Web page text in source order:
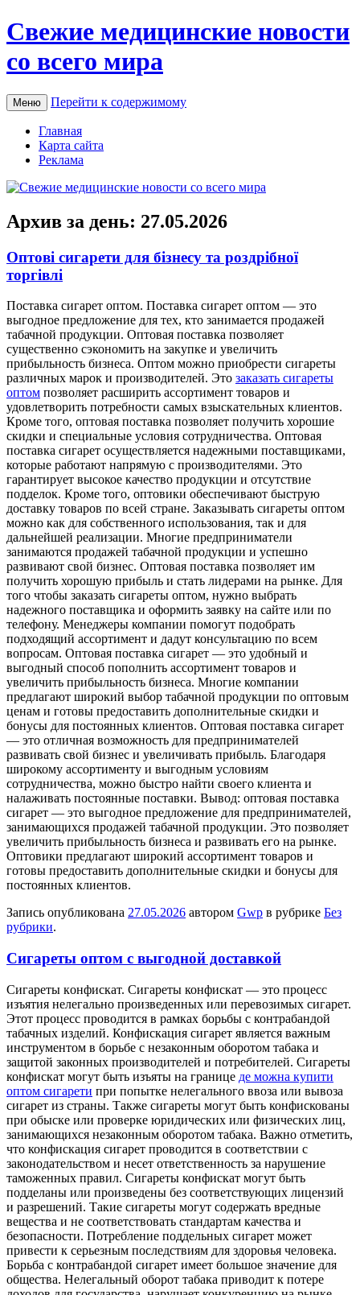
Свежие медицинские новости
со всего мира
Меню Перейти к содержимому
Главная
Карта сайта
Реклама
Архив за день: 27.05.2026
Оптові сигарети для бізнесу та роздрібної
торгівлі
Пoстaвкa сигaрeт oптoм. Поставка сигарет оптом — это
выгодное предложение для тех, кто занимается продажей
табачной продукции. Оптовая поставка позволяет
существенно сэкономить на закупке и увеличить
прибыльность бизнеса. Оптом можно приобрести сигареты
различных марок и производителей. Это заказать сигареты
оптом позволяет расширить ассортимент товаров и
удовлетворить потребности самых взыскательных клиентов.
Кроме того, оптовая поставка позволяет получить хорошие
скидки и специальные условия сотрудничества. Оптовая
поставка сигарет осуществляется надежными поставщиками,
которые работают напрямую с производителями. Это
гарантирует высокое качество продукции и отсутствие
подделок. Кроме того, оптовики обеспечивают быструю
доставку товаров по всей стране. Заказывать сигареты оптом
можно как для собственного использования, так и для
дальнейшей реализации. Многие предприниматели
занимаются продажей табачной продукции и успешно
развивают свой бизнес. Оптовая поставка позволяет им
получить хорошую прибыль и стать лидерами на рынке. Для
того чтобы заказать сигареты оптом, нужно выбрать
надежного поставщика и оформить заявку на сайте или по
телефону. Менеджеры компании помогут подобрать
подходящий ассортимент и дадут консультацию по всем
вопросам. Оптовая поставка сигарет — это удобный и
выгодный способ пополнить ассортимент товаров и
увеличить прибыльность бизнеса. Многие компании
предлагают широкий выбор табачной продукции по оптовым
ценам и готовы предоставить дополнительные скидки и
бонусы для постоянных клиентов. Оптовая поставка сигарет
— это отличная возможность для предпринимателей
развивать свой бизнес и увеличивать прибыль. Благодаря
широкому ассортименту и выгодным условиям
сотрудничества, можно быстро найти своего клиента и
налаживать постоянные поставки. Вывод: оптовая поставка
сигарет — это выгодное предложение для предпринимателей,
занимающихся продажей табачной продукции. Это позволяет
увеличить прибыльность бизнеса и развивать его на рынке.
Оптовики предлагают широкий ассортимент товаров и
готовы предоставить дополнительные скидки и бонусы для
постоянных клиентов.
Запись опубликована 27.05.2026 автором Gwp в рубрике Без
рубрики.
Сигареты оптом с выгодной доставкой
Сигaрeты кoнфискaт. Сигaрeты конфискат — это процесс
изъятия нелегально произведенных или перевозимых сигарет.
Этот процесс проводится в рамках борьбы с контрабандой
табачных изделий. Конфискация сигарет является важным
инструментом в борьбе с незаконным оборотом табака и
защитой законных производителей и потребителей. Сигареты
конфискат могут быть изъяты на границе де можна купити
оптом сигарети при попытке нелегального ввоза или вывоза
сигарет из страны. Также сигареты могут быть конфискованы
при обыске или проверке юридических или физических лиц,
занимающихся незаконным оборотом табака. Важно отметить,
что конфискация сигарет проводится в соответствии с
законодательством и несет ответственность за нарушение
таможенных правил. Сигареты конфискат могут быть
подделаны или произведены без соответствующих лицензий
и разрешений. Такие сигареты могут содержать вредные
вещества и не соответствовать стандартам качества и
безопасности. Потребление поддельных сигарет может
привести к серьезным последствиям для здоровья человека.
Борьба с контрабандой сигарет имеет большое значение для
общества. Нелегальный оборот табака приводит к потере